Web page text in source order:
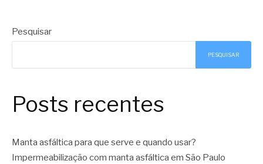
Pesquisar
PESQUISAR
Posts recentes
Manta asfáltica para que serve e quando usar?
Impermeabilização com manta asfáltica em São Paulo